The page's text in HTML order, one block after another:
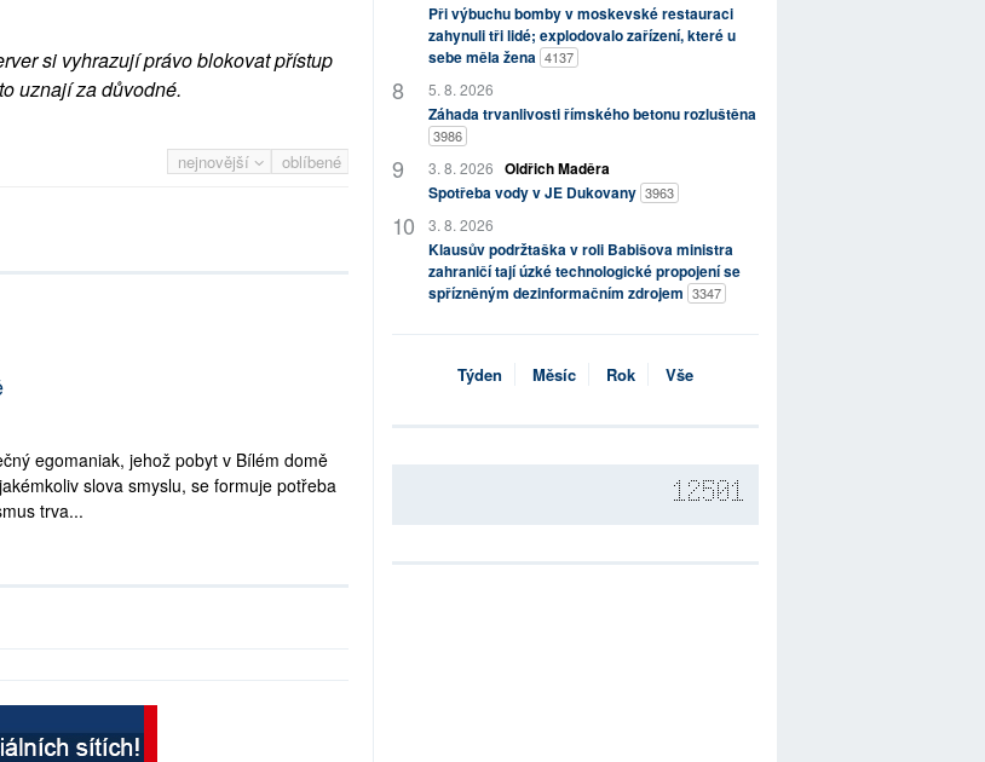
si vyhrazují právo blokovat přístup
uznají za důvodné.
nejnovější oblíbené
egomaniak, jehož pobyt v Bílém domě
slova smyslu, se formuje potřeba
trva...
Při výbuchu bomby v moskevské restauraci
zahynuli tři lidé; explodovalo zařízení, které u
sebe měla žena 4137
5. 8. 2026
Záhada trvanlivosti římského betonu rozluštěna
3986
3. 8. 2026 Oldřich Maděra
Spotřeba vody v JE Dukovany 3963
3. 8. 2026
Klausův podržtaška v roli Babišova ministra
zahraničí tají úzké technologické propojení se
spřízněným dezinformačním zdrojem 3347
Týden Měsíc Rok Vše
12501